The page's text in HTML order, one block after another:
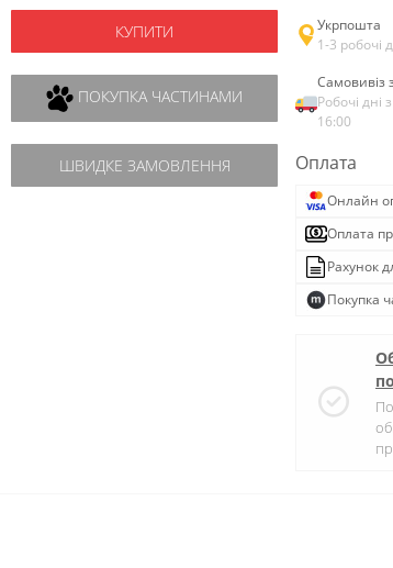
КУПИТИ
ПОКУПКА ЧАСТИНАМИ
ШВИДКЕ ЗАМОВЛЕННЯ
Укрпошта
1-3 робочі
Самовивіз
Робочі дні
16:00
Оплата
Онлайн
Оплата
Рахунок
Покупка